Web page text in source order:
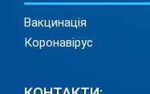
Вакцинація
Коронавірус